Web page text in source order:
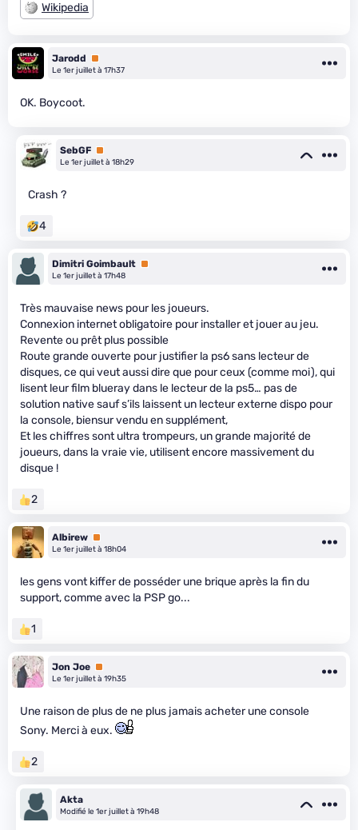
Wikipedia
Jarodd
Premium
Le 1er juillet à 17h37
OK. Boycoot.
SebGF Premium
Le 1er juillet à 18h29
Crash ?
4
Dimitri Goimbault Premium
Le 1er juillet à 17h48
Très mauvaise news pour les joueurs.
Connexion internet obligatoire pour installer et jouer au jeu.
Revente ou prêt plus possible
Route grande ouverte pour justifier la ps6 sans lecteur de
disques, ce qui veut aussi dire que pour ceux (comme moi), qui
lisent leur film blueray dans le lecteur de la ps5… pas de
solution native sauf s’ils laissent un lecteur externe dispo pour
la console, biensur vendu en supplément,
Et les chiffres sont ultra trompeurs, un grande majorité de
joueurs, dans la vraie vie, utilisent encore massivement du
disque !
2
Albirew Premium
Le 1er juillet à 18h04
les gens vont kiffer de posséder une brique après la fin du
support, comme avec la PSP go...
1
Jon Joe Premium
Le 1er juillet à 19h35
Une raison de plus de ne plus jamais acheter une console
Sony. Merci à eux.
2
Akta
Modifié le 1er juillet à 19h48